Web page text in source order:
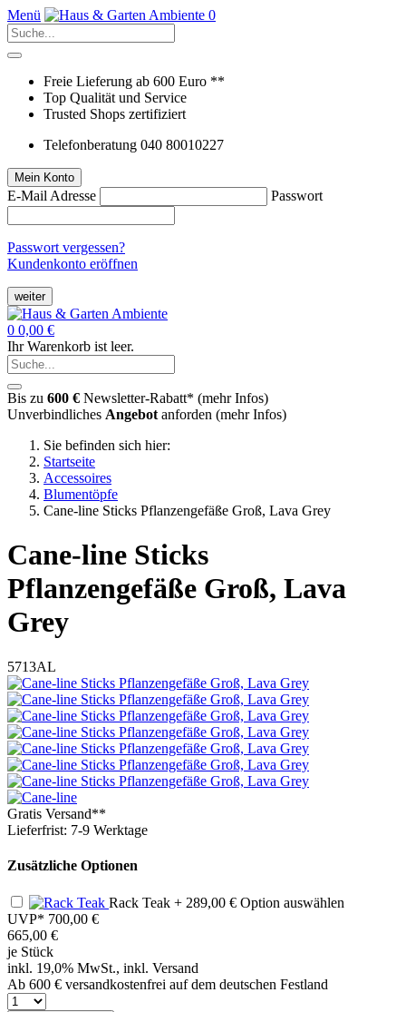
Menü 0
Freie Lieferung ab 600 Euro **
Top Qualität und Service
Trusted Shops zertifiziert
Telefonberatung 040 80010227
Mein Konto
E-Mail Adresse Passwort
Passwort vergessen?
Kundenkonto eröffnen
weiter
0 0,00 €
Ihr Warenkorb ist leer.
Bis zu 600 € Newsletter-Rabatt* (mehr Infos)
Unverbindliches Angebot anforden (mehr Infos)
Sie befinden sich hier:
Startseite
Accessoires
Blumentöpfe
Cane-line Sticks Pflanzengefäße Groß, Lava Grey
Cane-line Sticks
Pflanzengefäße Groß, Lava
Grey
5713AL
Gratis Versand**
Lieferfrist: 7-9 Werktage
Zusätzliche Optionen
Rack Teak + 289,00 € Option auswählen
UVP* 700,00 €
665,00 €
je Stück
inkl. 19,0% MwSt., inkl. Versand
Ab 600 € versandkostenfrei auf dem deutschen Festland